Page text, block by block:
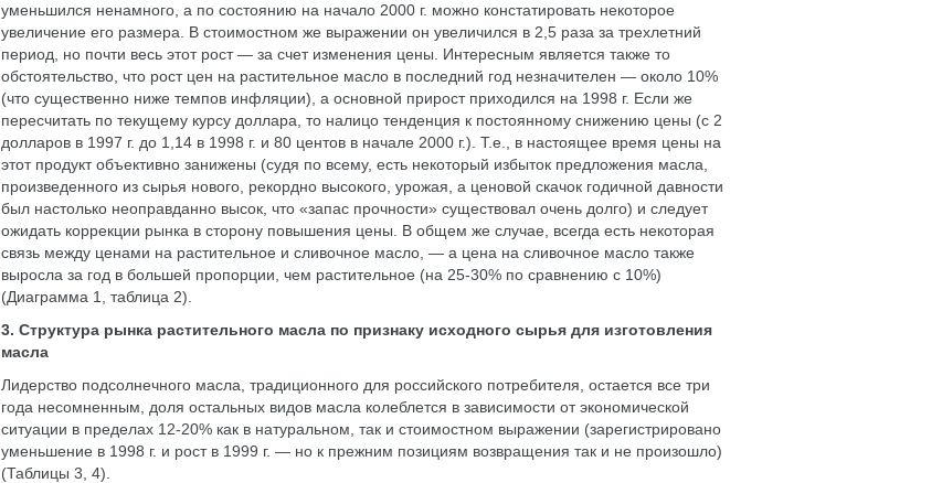
уменьшился ненамного, а по состоянию на начало 2000 г. можно констатировать некоторое
увеличение его размера. В стоимостном же выражении он увеличился в 2,5 раза за трехлетний
период, но почти весь этот рост — за счет изменения цены. Интересным является также то
обстоятельство, что рост цен на растительное масло в последний год незначителен — около 10%
(что существенно ниже темпов инфляции), а основной прирост приходился на 1998 г. Если же
пересчитать по текущему курсу доллара, то налицо тенденция к постоянному снижению цены (с 2
долларов в 1997 г. до 1,14 в 1998 г. и 80 центов в начале 2000 г.). Т.е., в настоящее время цены на
этот продукт объективно занижены (судя по всему, есть некоторый избыток предложения масла,
произведенного из сырья нового, рекордно высокого, урожая, а ценовой скачок годичной давности
был настолько неоправданно высок, что «запас прочности» существовал очень долго) и следует
ожидать коррекции рынка в сторону повышения цены. В общем же случае, всегда есть некоторая
связь между ценами на растительное и сливочное масло, — а цена на сливочное масло также
выросла за год в большей пропорции, чем растительное (на 25-30% по сравнению с 10%)
(Диаграмма 1, таблица 2).
3. Структура рынка растительного масла по признаку исходного сырья для изготовления
масла
Лидерство подсолнечного масла, традиционного для российского потребителя, остается все три
года несомненным, доля остальных видов масла колеблется в зависимости от экономической
ситуации в пределах 12-20% как в натуральном, так и стоимостном выражении (зарегистрировано
уменьшение в 1998 г. и рост в 1999 г. — но к прежним позициям возвращения так и не произошло)
(Таблицы 3, 4).